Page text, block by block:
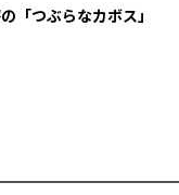
「つぶらなカボス」